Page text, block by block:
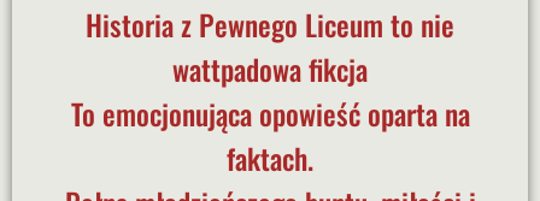
Historia z Pewnego Liceum to nie
wattpadowa fikcja
To emocjonująca opowieść oparta na
faktach.